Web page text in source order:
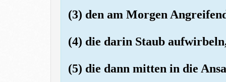
(3) den am Morgen
(4) die darin Staub
(5) die dann mitten in die